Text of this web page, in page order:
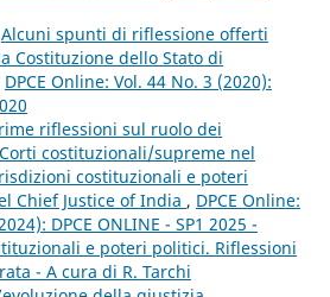
Alcuni spunti di riflessione offerti
Costituzione dello Stato di
DPCE Online: Vol. 44 No. 3 (2020):
riflessioni sul ruolo dei
costituzionali/supreme nel
costituzionali e poteri
Chief Justice of India , DPCE Online:
DPCE ONLINE - SP1 2025 -
e poteri politici. Riflessioni
- A cura di R. Tarchi